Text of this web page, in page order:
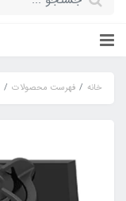
خانه فهرست محصولات